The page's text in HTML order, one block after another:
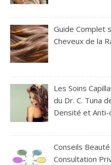
Guide Complet
Cheveux de la
Les Soins
du Dr. C. Tuna
Densité et Anti-
Conseils
Consultation